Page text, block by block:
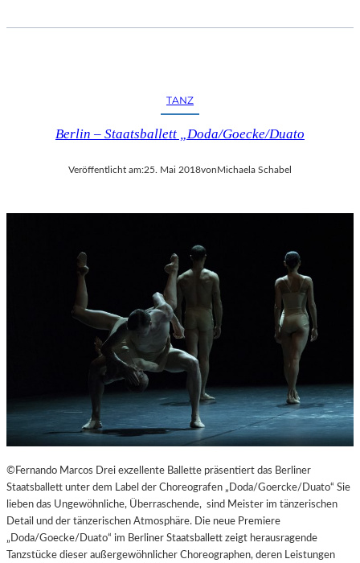
TANZ
Berlin – Staatsballett „Doda/Goecke/Duato
Veröffentlicht am:25. Mai 2018vonMichaela Schabel
©Fernando Marcos Drei exzellente Ballette präsentiert das Berliner
Staatsballett unter dem Label der Choreografen „Doda/Goercke/Duato“ Sie
lieben das Ungewöhnliche, Überraschende, sind Meister im tänzerischen
Detail und der tänzerischen Atmosphäre. Die neue Premiere
„Doda/Goecke/Duato“ im Berliner Staatsballett zeigt herausragende
Tanzstücke dieser außergewöhnlicher Choreographen, deren Leistungen